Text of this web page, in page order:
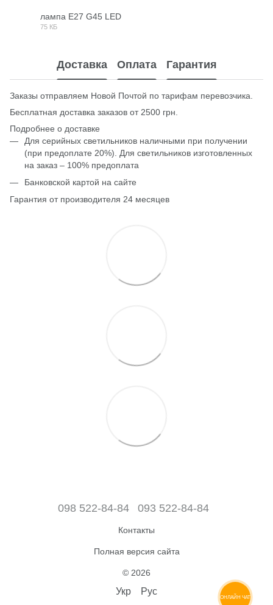
лампа E27 G45 LED
75 КБ
Доставка Оплата Гарантия
Заказы отправляем Новой Почтой по тарифам перевозчика.
Бесплатная доставка заказов от 2500 грн.
Подробнее о доставке
Для серийных светильников наличными при получении
(при предоплате 20%). Для светильников изготовленных
на заказ – 100% предоплата
Банковской картой на сайте
Гарантия от производителя 24 месяцев
098 522-84-84 093 522-84-84
Контакты
Полная версия сайта
© 2026
Укр Рус
ОНЛАЙН ЧАТ